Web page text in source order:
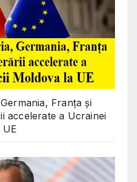
Franța și
accelerate a Ucrainei